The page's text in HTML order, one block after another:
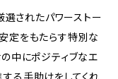
選されたパワーストー
定をもたらす特別な
中にポジティブなエ
る手助けをしてくれ